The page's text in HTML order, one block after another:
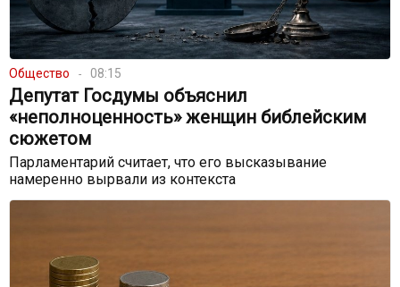
Общество 08:15
Депутат Госдумы объяснил
«неполноценность» женщин библейским
сюжетом
Парламентарий считает, что его высказывание
намеренно вырвали из контекста